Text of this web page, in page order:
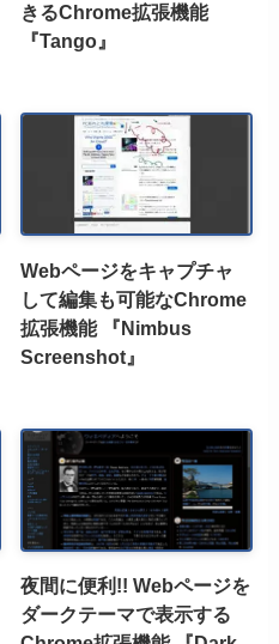
きるChrome拡張機能
『Tango』
Webページをキャプチャ
して編集も可能なChrome
拡張機能 『Nimbus
Screenshot』
夜間に便利!! Webページを
ダークテーマで表示する